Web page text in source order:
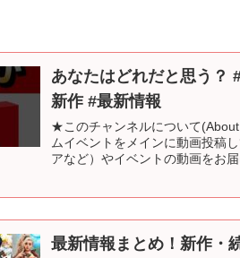
あなたはどれだと思う
新作 #最新情報
★このチャンネルについて
ムイベントをメインに動画投稿
アなど）やイベントの動画をお
最新情報まとめ！新作・